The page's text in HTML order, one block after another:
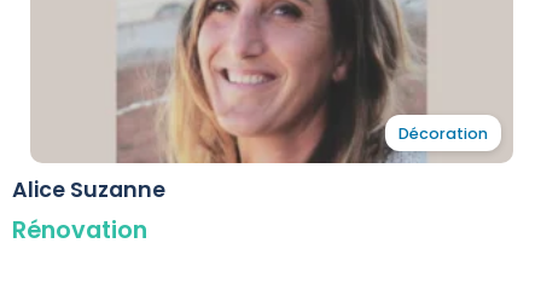
Décoration
Alice Suzanne
Rénovation